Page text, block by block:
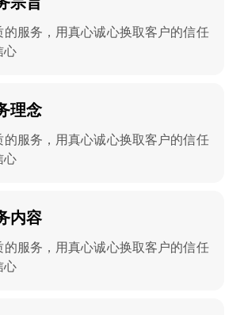
的服务，用真心诚心换取客户的信任
心
理念
的服务，用真心诚心换取客户的信任
心
内容
的服务，用真心诚心换取客户的信任
心